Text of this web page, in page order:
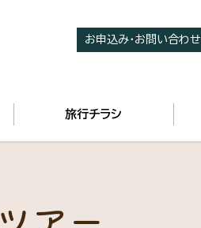
お申込み・お問い合わせ
旅行チラシ